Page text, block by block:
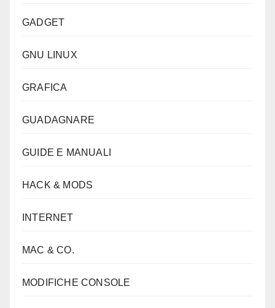
GADGET
GNU LINUX
GRAFICA
GUADAGNARE
GUIDE E MANUALI
HACK & MODS
INTERNET
MAC & CO.
MODIFICHE CONSOLE